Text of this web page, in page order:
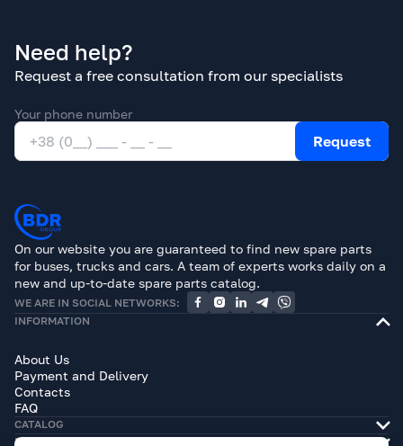
Need help?
Request a free consultation from our specialists
Your phone number
Request
On our website you are guaranteed to find new spare parts
for buses, trucks and cars. A team of experts works daily on a
new and up-to-date spare parts catalog.
WE ARE IN SOCIAL NETWORKS:
INFORMATION
About Us
Payment and Delivery
Contacts
FAQ
CATALOG
BRANDS